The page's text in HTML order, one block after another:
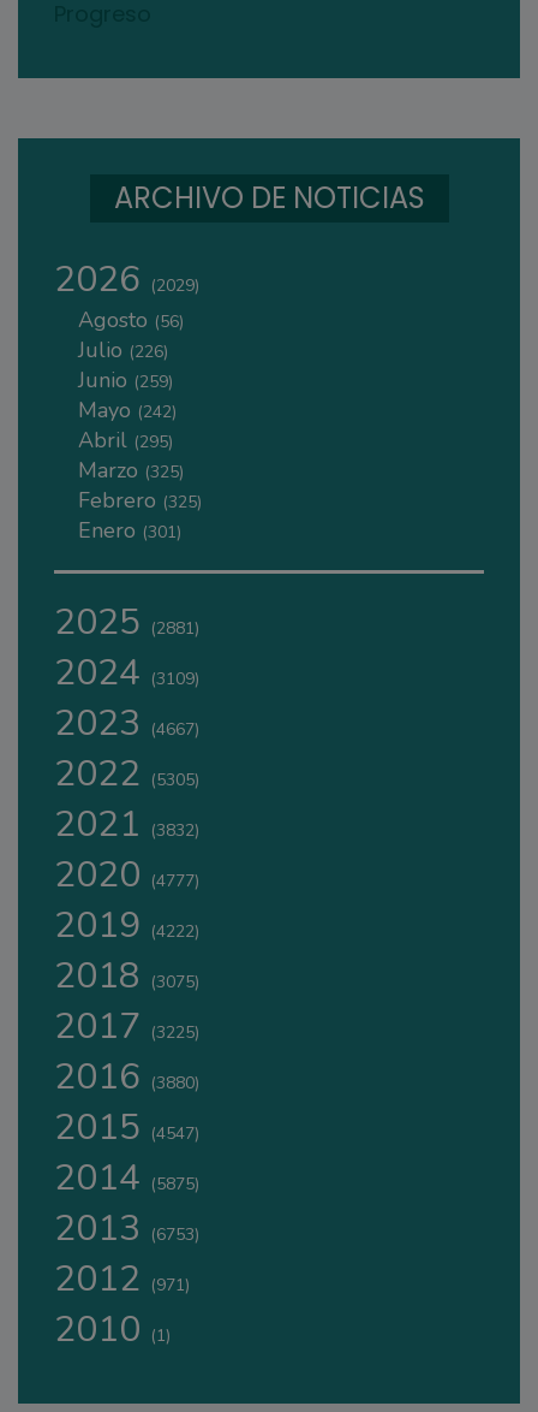
ARCHIVO DE NOTICIAS
2026 (2029)
Agosto (56)
Julio (226)
Junio (259)
Mayo (242)
Abril (295)
Marzo (325)
Febrero (325)
Enero (301)
2025 (2881)
2024 (3109)
2023 (4667)
2022 (5305)
2021 (3832)
2020 (4777)
2019 (4222)
2018 (3075)
2017 (3225)
2016 (3880)
2015 (4547)
2014 (5875)
2013 (6753)
2012 (971)
2010 (1)